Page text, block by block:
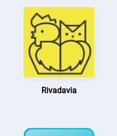
Rivadavia